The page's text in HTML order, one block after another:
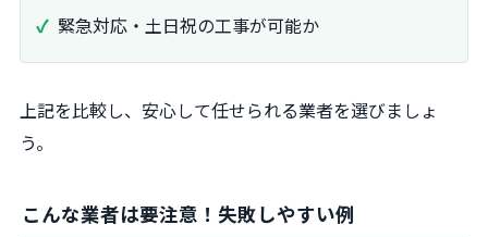
緊急対応・土日祝の工事が可能か
上記を比較し、安心して任せられる業者を選びましょ
う。
こんな業者は要注意！失敗しやすい例